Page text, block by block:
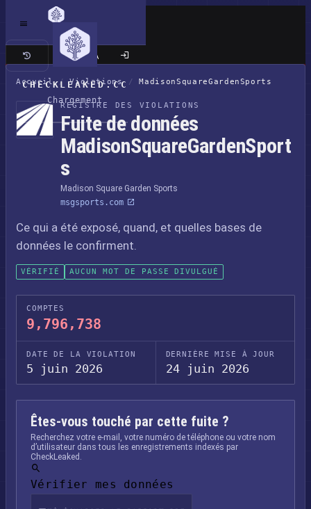
CHECKLEAKED.CC
Chargement
Site classique
Accueil / Violations / MadisonSquareGardenSports
REGISTRE DES VIOLATIONS
Fuite de données
MadisonSquareGardenSport
s
Madison Square Garden Sports
msgsports.com
Ce qui a été exposé, quand, et quelles bases de
données le confirment.
VÉRIFIÉ AUCUN MOT DE PASSE DIVULGUÉ
COMPTES
9,796,738
DATE DE LA VIOLATION
5 juin 2026
DERNIÈRE MISE À JOUR
24 juin 2026
Êtes-vous touché par cette fuite ?
Recherchez votre e-mail, votre numéro de téléphone ou votre nom
d’utilisateur dans tous les enregistrements indexés par
CheckLeaked.
Vérifier mes données